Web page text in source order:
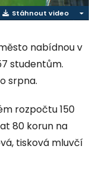
Stáhnout video
nabídnou v
studentům.
srpna.
rozpočtu 150
80 korun na
tisková mluvčí